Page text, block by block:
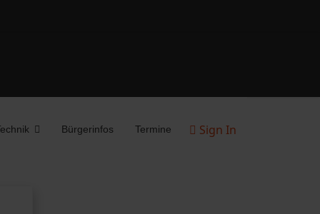
Bürgerinfos Termine Sign In